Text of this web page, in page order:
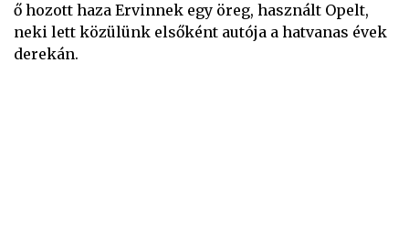
ő hozott haza Ervinnek egy öreg, használt Opelt,
neki lett közülünk elsőként autója a hatvanas évek
derekán.